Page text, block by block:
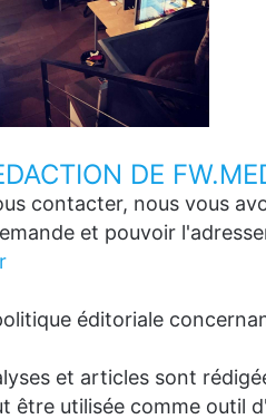
DE
contacter, nous vous
et pouvoir
éditoriale
et articles sont
être utilisée comme outil